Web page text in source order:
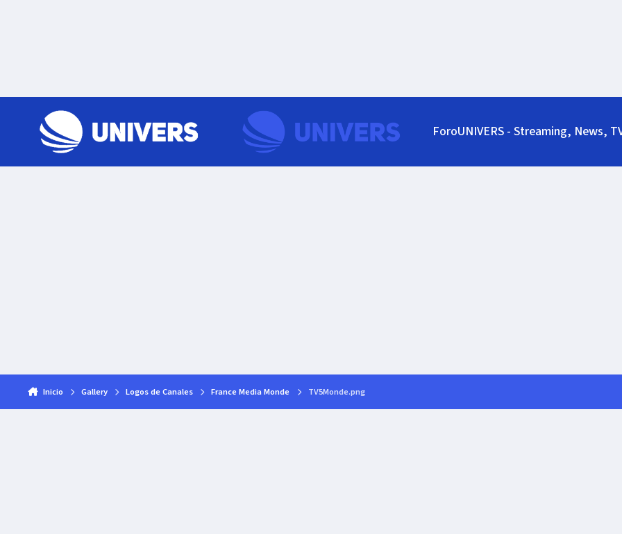
ForoUNIVERS - Streaming, News,
Inicio Gallery Logos de Canales France Media Monde TV5Monde.png